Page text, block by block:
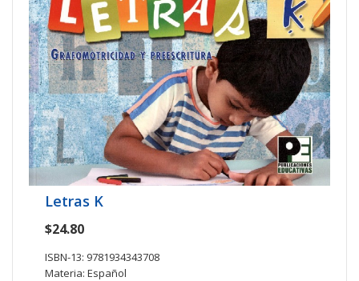
Letras K
$24.80
ISBN-13: 9781934343708
Materia: Español